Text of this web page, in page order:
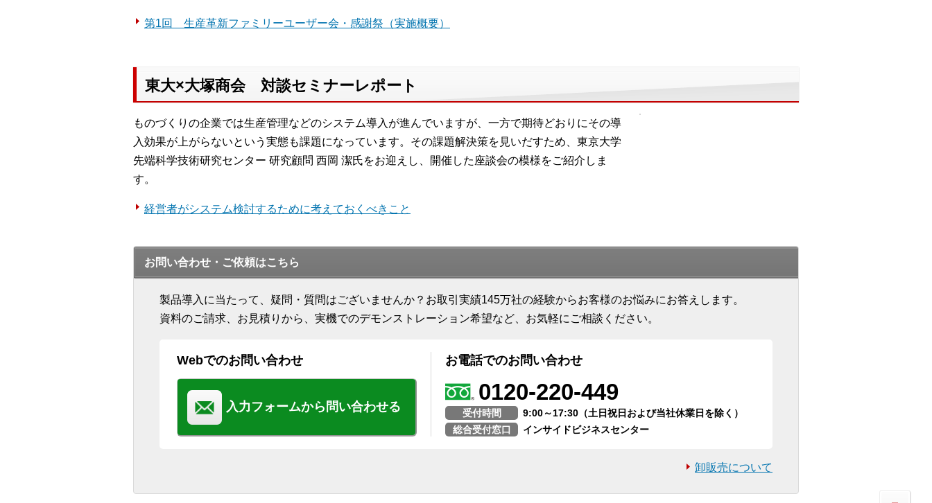
第1回 生産革新ファミリーユーザー会・感謝祭（実施概要）
東大×大塚商会 対談セミナーレポート
ものづくりの企業では生産管理などのシステム導入が進んでいますが、一方で期待どおりにその導
入効果が上がらないという実態も課題になっています。その課題解決策を見いだすため、東京大学
先端科学技術研究センター 研究顧問 西岡 潔氏をお迎えし、開催した座談会の模様をご紹介しま
す。
経営者がシステム検討するために考えておくべきこと
お問い合わせ・ご依頼はこちら
製品導入に当たって、疑問・質問はございませんか？お取引実績145万社の経験からお客様のお悩みにお答えします。
資料のご請求、お見積りから、実機でのデモンストレーション希望など、お気軽にご相談ください。
Webでのお問い合わせ
入力フォームから問い合わせる
お電話でのお問い合わせ
0120-220-449
受付時間
9:00～17:30（土日祝日および当社休業日を除く）
総合受付窓口
インサイドビジネスセンター
卸販売について